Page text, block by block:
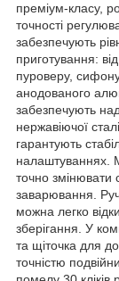
преміум-класу,
точності
забезпечують
приготування:
пуроверу,
анодованого
забезпечують
нержавіючої
гарантують
налаштуваннях.
точно змінювати
заварювання.
можна легко
зберігання. У
та щіточка для
точністю